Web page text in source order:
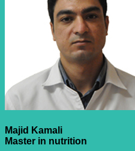
Majid Kamali
Master in nutrition